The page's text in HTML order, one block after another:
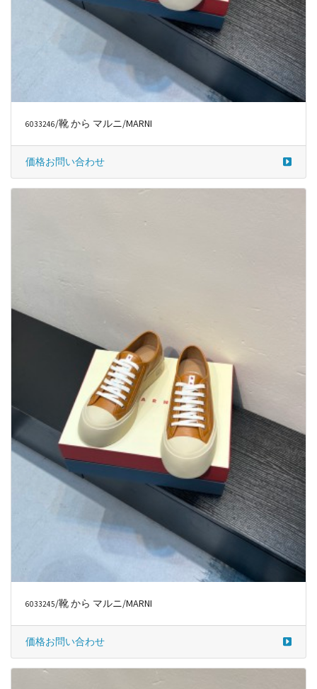
6033246/靴 から マルニ/MARNI
価格お問い合わせ
6033245/靴 から マルニ/MARNI
価格お問い合わせ